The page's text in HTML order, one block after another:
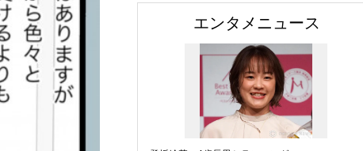
エンタメニュース